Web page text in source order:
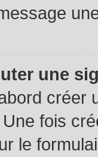
une
Une fois
le